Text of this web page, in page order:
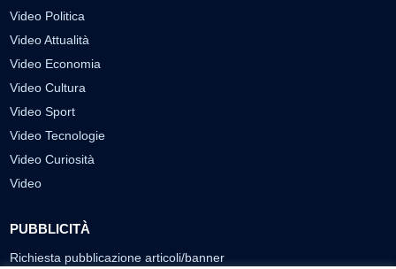
Video Politica
Video Attualità
Video Economia
Video Cultura
Video Sport
Video Tecnologie
Video Curiosità
Video
PUBBLICITÀ
Richiesta pubblicazione articoli/banner